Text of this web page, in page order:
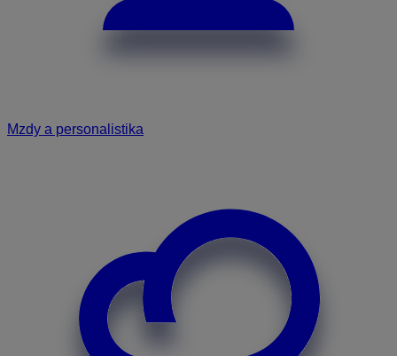
Mzdy a personalistika